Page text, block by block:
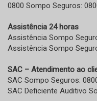
0800 Sompo Seguros:
Assistência 24 horas
Assistência Sompo
Assistência Sompo
SAC – Atendimento ao
SAC Sompo Seguros:
SAC Deficiente Auditivo